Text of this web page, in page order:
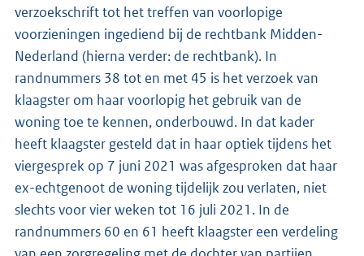
verzoekschrift tot het treffen van voorlopige
voorzieningen ingediend bij de rechtbank Midden-
Nederland (hierna verder: de rechtbank). In
randnummers 38 tot en met 45 is het verzoek van
klaagster om haar voorlopig het gebruik van de
woning toe te kennen, onderbouwd. In dat kader
heeft klaagster gesteld dat in haar optiek tijdens het
viergesprek op 7 juni 2021 was afgesproken dat haar
ex-echtgenoot de woning tijdelijk zou verlaten, niet
slechts voor vier weken tot 16 juli 2021. In de
randnummers 60 en 61 heeft klaagster een verdeling